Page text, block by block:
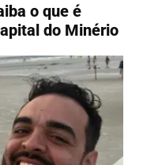
o que é
do Minério